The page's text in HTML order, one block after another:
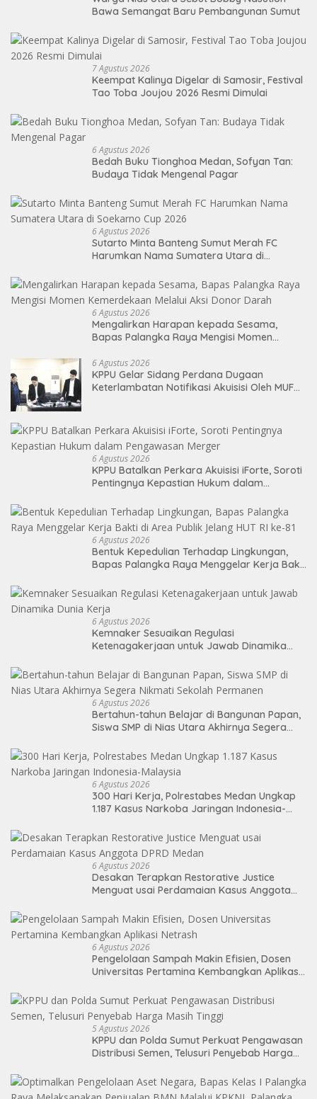
Bawa Semangat Baru Pembangunan Sumut
7 Agustus 2026
Keempat Kalinya Digelar di Samosir, Festival
Tao Toba Joujou 2026 Resmi Dimulai
6 Agustus 2026
Bedah Buku Tionghoa Medan, Sofyan Tan:
Budaya Tidak Mengenal Pagar
6 Agustus 2026
Sutarto Minta Banteng Sumut Merah FC
Harumkan Nama Sumatera Utara di
6 Agustus 2026
Mengalirkan Harapan kepada Sesama,
Bapas Palangka Raya Mengisi Momen
6 Agustus 2026
KPPU Gelar Sidang Perdana Dugaan
Keterlambatan Notifikasi Akuisisi Oleh MUFG
6 Agustus 2026
KPPU Batalkan Perkara Akuisisi iForte, Soroti
Pentingnya Kepastian Hukum dalam
6 Agustus 2026
Bentuk Kepedulian Terhadap Lingkungan,
Bapas Palangka Raya Menggelar Kerja Bakti
6 Agustus 2026
Kemnaker Sesuaikan Regulasi
Ketenagakerjaan untuk Jawab Dinamika
6 Agustus 2026
Bertahun-tahun Belajar di Bangunan Papan,
Siswa SMP di Nias Utara Akhirnya Segera
6 Agustus 2026
300 Hari Kerja, Polrestabes Medan Ungkap
1.187 Kasus Narkoba Jaringan Indonesia-
6 Agustus 2026
Desakan Terapkan Restorative Justice
Menguat usai Perdamaian Kasus Anggota
6 Agustus 2026
Pengelolaan Sampah Makin Efisien, Dosen
Universitas Pertamina Kembangkan Aplikasi
5 Agustus 2026
KPPU dan Polda Sumut Perkuat Pengawasan
Distribusi Semen, Telusuri Penyebab Harga